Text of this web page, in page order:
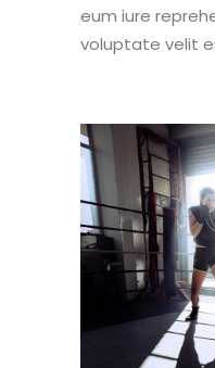
eum iure
voluptate velit